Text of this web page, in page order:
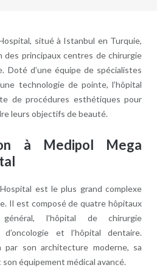
situé à Istanbul en Turquie,
des principaux centres de chirurgie
Doté d’une équipe de spécialistes
technologie de pointe, l’hôpital
de procédures esthétiques pour
leurs objectifs de beauté.
à Medipol Mega
est le plus grand complexe
Il est composé de quatre hôpitaux
l’hôpital de chirurgie
d’oncologie et l’hôpital dentaire.
par son architecture moderne, sa
équipement médical avancé.